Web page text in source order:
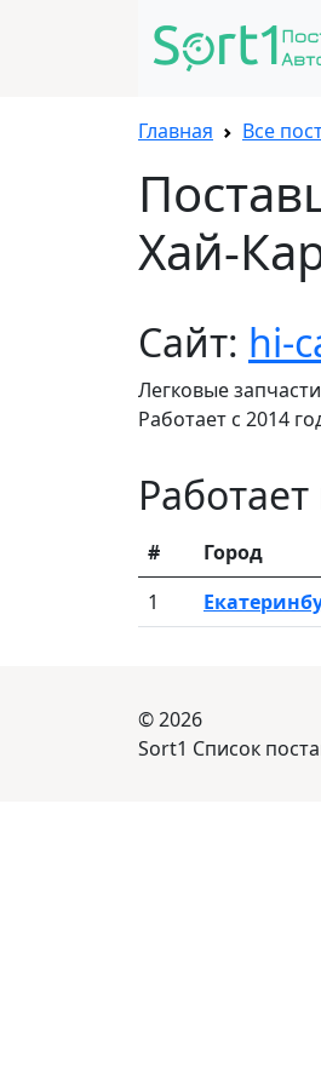
Главная Все
Хай-
Сайт: hi-
Легковые
Работает с 2014
# Город
1
© 2026
Sort1 Список